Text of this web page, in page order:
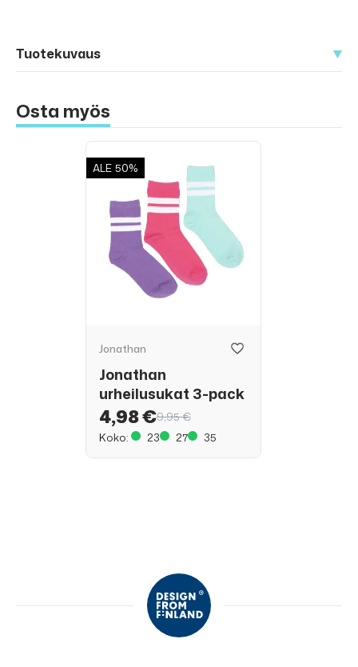
Tuotekuvaus
Osta myös
ALE 50%
Jonathan
Jonathan
urheilusukat 3-pack
4,98 €9,95 €
Koko:
23 27 35